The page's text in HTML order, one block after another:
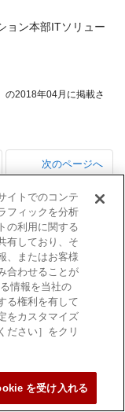
ン本部ITソリュー
の2018年04月に掲載さ
次のページへ
オペレータの意
思決定を支援す
るバッチプロセ
ス向けオンライ
ン異常予兆検知
手法の開発
イトでのコンテ
フィックを分析
の利用に関する
有しており、そ
、またはお客様
合わせることが
情報を当社の
る権利を有して
をカスタマイズ
ださい］をクリ
を受け入れる